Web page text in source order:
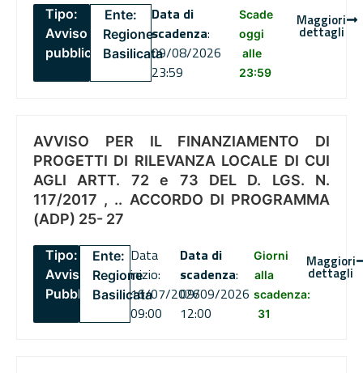
Tipo:
Avviso
pubblico
Ente:
Regione
Basilicata
Data di
scadenza:
09/08/2026
23:59
Scade
oggi
alle
23:59
Maggiori
dettagli
AVVISO PER IL FINANZIAMENTO DI
PROGETTI DI RILEVANZA LOCALE DI CUI
AGLI ARTT. 72 e 73 DEL D. LGS. N.
117/2017 , .. ACCORDO DI PROGRAMMA
(ADP) 25- 27
Tipo:
Avviso
Pubblico
Ente:
Regione
Basilicata
Data
inizio:
16/07/2026
09:00
Data di
scadenza:
09/09/2026
12:00
Giorni
alla
scadenza:
31
Maggiori
dettagli